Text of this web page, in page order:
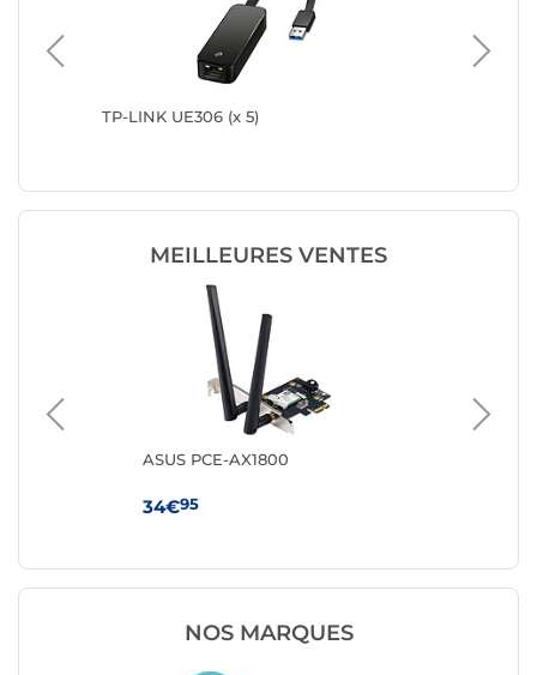
TP-LINK UE306 (x 5)
MEILLEURES VENTES
ASUS PCE-AX1800
34€95
NOS MARQUES